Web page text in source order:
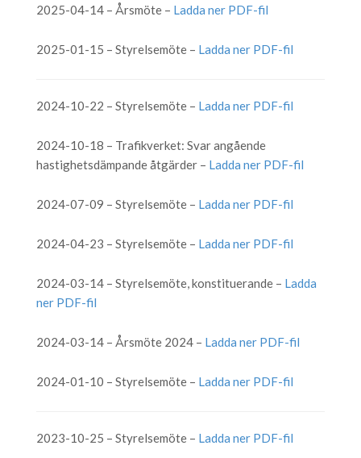
2025-04-14 – Årsmöte – Ladda ner PDF-fil
2025-01-15 – Styrelsemöte – Ladda ner PDF-fil
2024-10-22 – Styrelsemöte – Ladda ner PDF-fil
2024-10-18 – Trafikverket: Svar angående
hastighetsdämpande åtgärder – Ladda ner PDF-fil
2024-07-09 – Styrelsemöte – Ladda ner PDF-fil
2024-04-23 – Styrelsemöte – Ladda ner PDF-fil
2024-03-14 – Styrelsemöte, konstituerande – Ladda
ner PDF-fil
2024-03-14 – Årsmöte 2024 – Ladda ner PDF-fil
2024-01-10 – Styrelsemöte – Ladda ner PDF-fil
2023-10-25 – Styrelsemöte – Ladda ner PDF-fil